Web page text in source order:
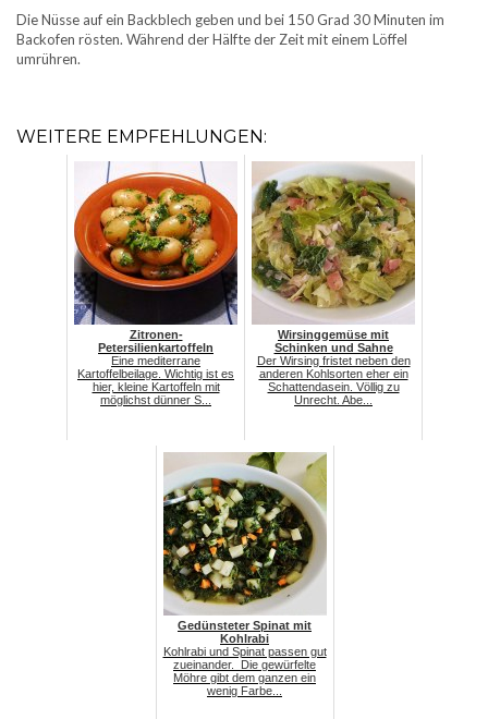
Die Nüsse auf ein Backblech geben und bei 150 Grad 30 Minuten im
Backofen rösten. Während der Hälfte der Zeit mit einem Löffel
umrühren.
WEITERE EMPFEHLUNGEN:
Zitronen-
Petersilienkartoffeln
Eine mediterrane
Kartoffelbeilage. Wichtig ist es
hier, kleine Kartoffeln mit
möglichst dünner S...
Wirsinggemüse mit
Schinken und Sahne
Der Wirsing fristet neben den
anderen Kohlsorten eher ein
Schattendasein. Völlig zu
Unrecht. Abe...
Gedünsteter Spinat mit
Kohlrabi
Kohlrabi und Spinat passen gut
zueinander. Die gewürfelte
Möhre gibt dem ganzen ein
wenig Farbe...